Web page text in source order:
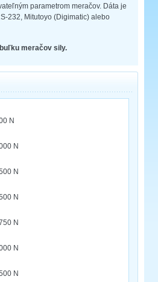
parametrom meračov. Dáta je
232, Mitutoyo (Digimatic) alebo
meračov sily.
N
N
N
N
N
N
N